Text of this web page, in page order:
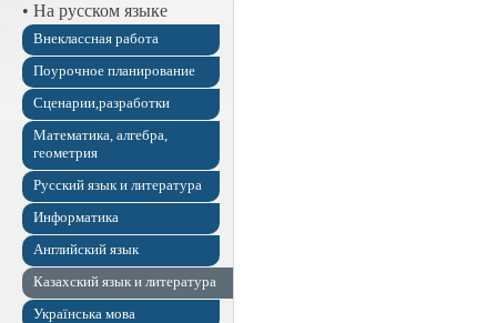
• На русском языке
Внеклассная работа
Поурочное планирование
Сценарии,разработки
Математика, алгебра,
геометрия
Русский язык и литература
Информатика
Английский язык
Казахский язык и литература
Українська мова